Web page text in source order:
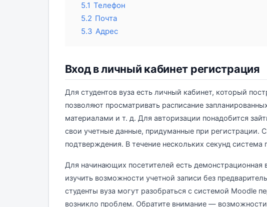
5.1 Телефон
5.2 Почта
5.3 Адрес
Вход в личный кабинет регистрация
Для студентов вуза есть личный кабинет, который
позволяют просматривать расписание
материалами и т. д. Для авторизации понадобится
свои учетные данные, придуманные при
подтверждения. В течение нескольких секунд система
Для начинающих посетителей есть демонстрационная
изучить возможности учетной записи без
студенты вуза могут разобраться с системой Moodle
возникло проблем. Обратите внимание —